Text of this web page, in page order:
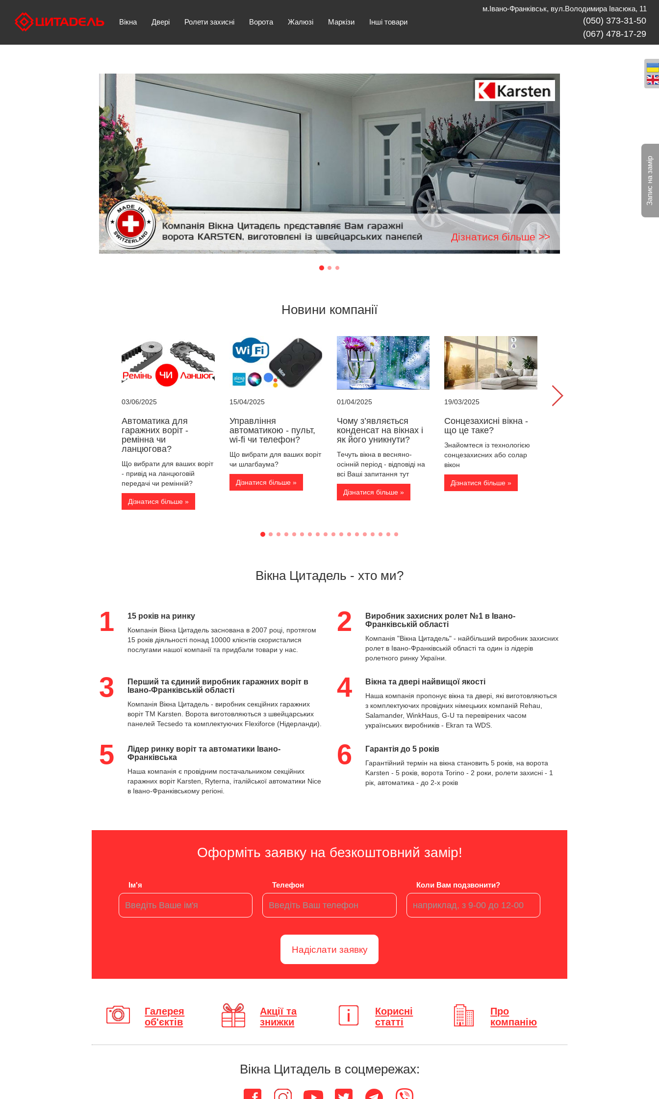
м.Івано-Франківськ, вул.Володимира Івасюка, 11
(050) 373-31-50
(067) 478-17-29
Вікна Двері Ролети захисні Ворота Жалюзі Маркізи Інші товари
Дізнатися більше >>
Новини компанії
03/06/2025
Автоматика для
гаражних воріт -
ремінна чи
ланцюгова?
Що вибрати для ваших воріт
- привід на ланцюговій
передачі чи ремінній?
Дізнатися більше »
15/04/2025
Управління
автоматикою - пульт,
wi-fi чи телефон?
Що вибрати для ваших воріт
чи шлагбаума?
Дізнатися більше »
01/04/2025
Чому з’являється
конденсат на вікнах і
як його уникнути?
Течуть вікна в весняно-
осінній період - відповіді на
всі Ваші запитання тут
Дізнатися більше »
19/03/2025
Сонцезахисні вікна -
що це таке?
Знайомтеся із технологією
сонцезахисних або солар
вікон
Дізнатися більше »
Вікна Цитадель - хто ми?
1 15 років на ринку
Компанія Вікна Цитадель заснована в 2007 році, протягом
15 років діяльності понад 10000 клієнтів скористалися
послугами нашої компанії та придбали товари у нас.
2
Виробник захисних ролет №1 в Івано-
Франківській області
Компанія "Вікна Цитадель" - найбільший виробник захисних
ролетв Івано-Франківській області та один із лідерів
ролетного ринку України.
3
Перший та єдиний виробник гаражних воріт в
Івано-Франківській області
Компанія Вікна Цитадель - виробник секційних гаражних
ворітТМ Karsten. Ворота виготовляються з швейцарських
панелей Tecsedo та комплектуючих Flexiforсe (Нідерланди).
4 Вікна та двері найвищої якості
Наша компанія пропонує вікна та двері, які виготовляються
з комплектуючих провідних німецьких компаній Rehau,
Salamander, WinkHaus, G-U та перевірених часом
українських виробників - Ekran та WDS.
5
Лідер ринку воріт та автоматики Івано-
Франківська
Наша компанія є провідним постачальником секційних
гаражних ворітKarsten, Ryterna, італійської автоматики Nice
в Івано-Франківському регіоні.
6 Гарантія до 5 років
Гарантійний термін на вікна становить 5 років, на ворота
Karsten - 5 років, ворота Torino - 2 роки, ролети захисні- 1
рік, автоматика - до 2-х років
Оформіть заявку на безкоштовний замір!
Ім'я Телефон Коли Вам подзвонити?
Надіслати заявку
Галерея
об'єктів
Акції та
знижки
Корисні
статті
Про
компанію
Вікна Цитадель в соцмережах:
Запис на замір